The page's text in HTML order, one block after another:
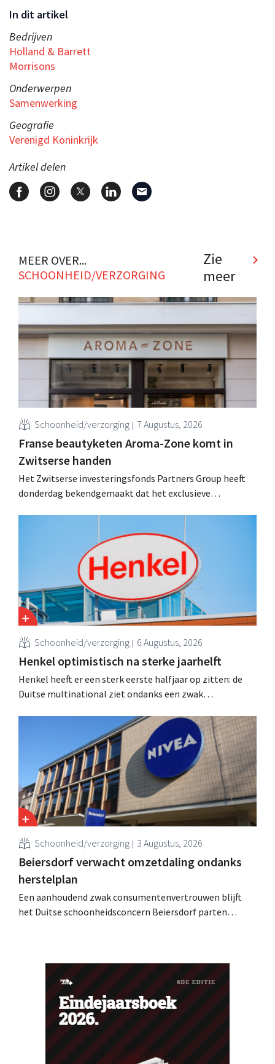
In dit artikel
Bedrijven
Holland & Barrett
Morrisons
Onderwerpen
Samenwerking
Geografie
Verenigd Koninkrijk
Artikel delen
MEER OVER...
SCHOONHEID/VERZORGING
Zie
meer
Schoonheid/verzorging 7 Augustus, 2026
Franse beautyketen Aroma-Zone komt in
Zwitserse handen
Het Zwitserse investeringsfonds Partners Group heeft
donderdag bekendgemaakt dat het exclusieve
over te nemen van de holding Eurazeo.
Schoonheid/verzorging 6 Augustus, 2026
Henkel optimistisch na sterke jaarhelft
Henkel heeft er een sterk eerste halfjaar op zitten: de
Duitse multinational ziet ondanks een zwak
haarverzorging en wasmiddelen en voert de
overnameactiviteiten op.
Schoonheid/verzorging 3 Augustus, 2026
Beiersdorf verwacht omzetdaling ondanks
herstelplan
Een aanhoudend zwak consumentenvertrouwen blijft
het Duitse schoonheidsconcern Beiersdorf parten